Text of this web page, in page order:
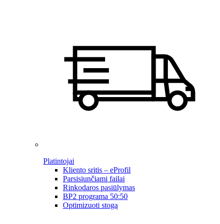
Platintojai
Kliento sritis – eProfil
Parsisiunčiami failai
Rinkodaros pasiūlymas
BP2 programa 50:50
Optimizuoti stogą